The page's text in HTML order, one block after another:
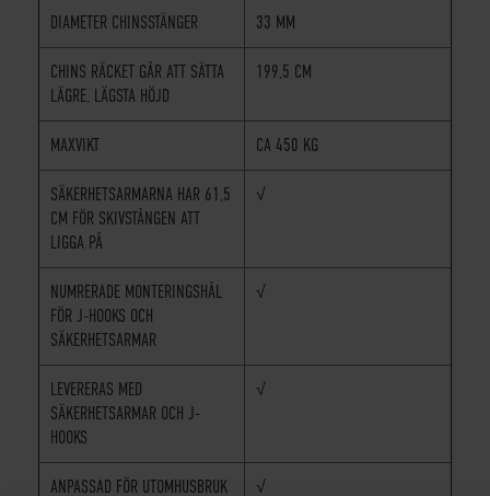
DIAMETER CHINSSTÄNGER 33 MM
CHINS RÄCKET GÅR ATT SÄTTA
LÄGRE, LÄGSTA HÖJD
199,5 CM
MAXVIKT CA 450 KG
SÄKERHETSARMARNA HAR 61,5
CM FÖR SKIVSTÅNGEN ATT
LIGGA PÅ
√
NUMRERADE MONTERINGSHÅL
FÖR J-HOOKS OCH
SÄKERHETSARMAR
√
LEVERERAS MED
SÄKERHETSARMAR OCH J-
HOOKS
√
ANPASSAD FÖR UTOMHUSBRUK √